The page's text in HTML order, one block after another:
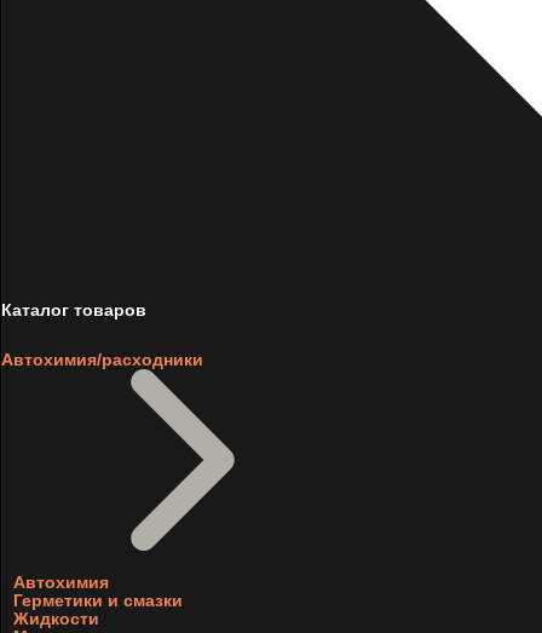
Каталог товаров
Автохимия/расходники
Автохимия
Герметики и смазки
Жидкости